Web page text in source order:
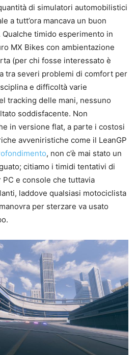
di simulatori automobilistici
a tutt’ora mancava un buon
timido esperimento in
MX Bikes con ambientazione
(per chi fosse interessato è
tra severi problemi di comfort per
e difficoltà varie
tracking delle mani, nessuno
soddisfacente. Non
in versione flat, a parte i costosi
avveniristiche come il LeanGP
, non c’è mai stato un
citiamo i timidi tentativi di
e console che tuttavia
laddove qualsiasi motociclista
per sterzare va usato